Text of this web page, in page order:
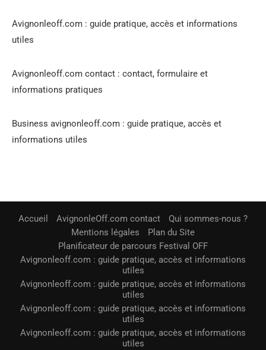
Avignonleoff.com : guide pratique, accès et informations
utiles
Avignonleoff.com contact : contact, formulaire et
informations pratiques
Business avignonleoff.com : guide pratique, accès et
informations utiles
Accueil AvignonleOff.com contact
Qui sommes-nous ?
Mentions légales
Plan du Site
Planificateur de parcours Festival OFF
Avignonleoff.com : guide pratique, accès et informations
utiles
Avignonleoff.com : guide pratique, accès et informations
utiles
Avignonleoff.com : guide pratique, accès et informations
utiles
Avignonleoff.com : guide pratique, accès et informations
utiles